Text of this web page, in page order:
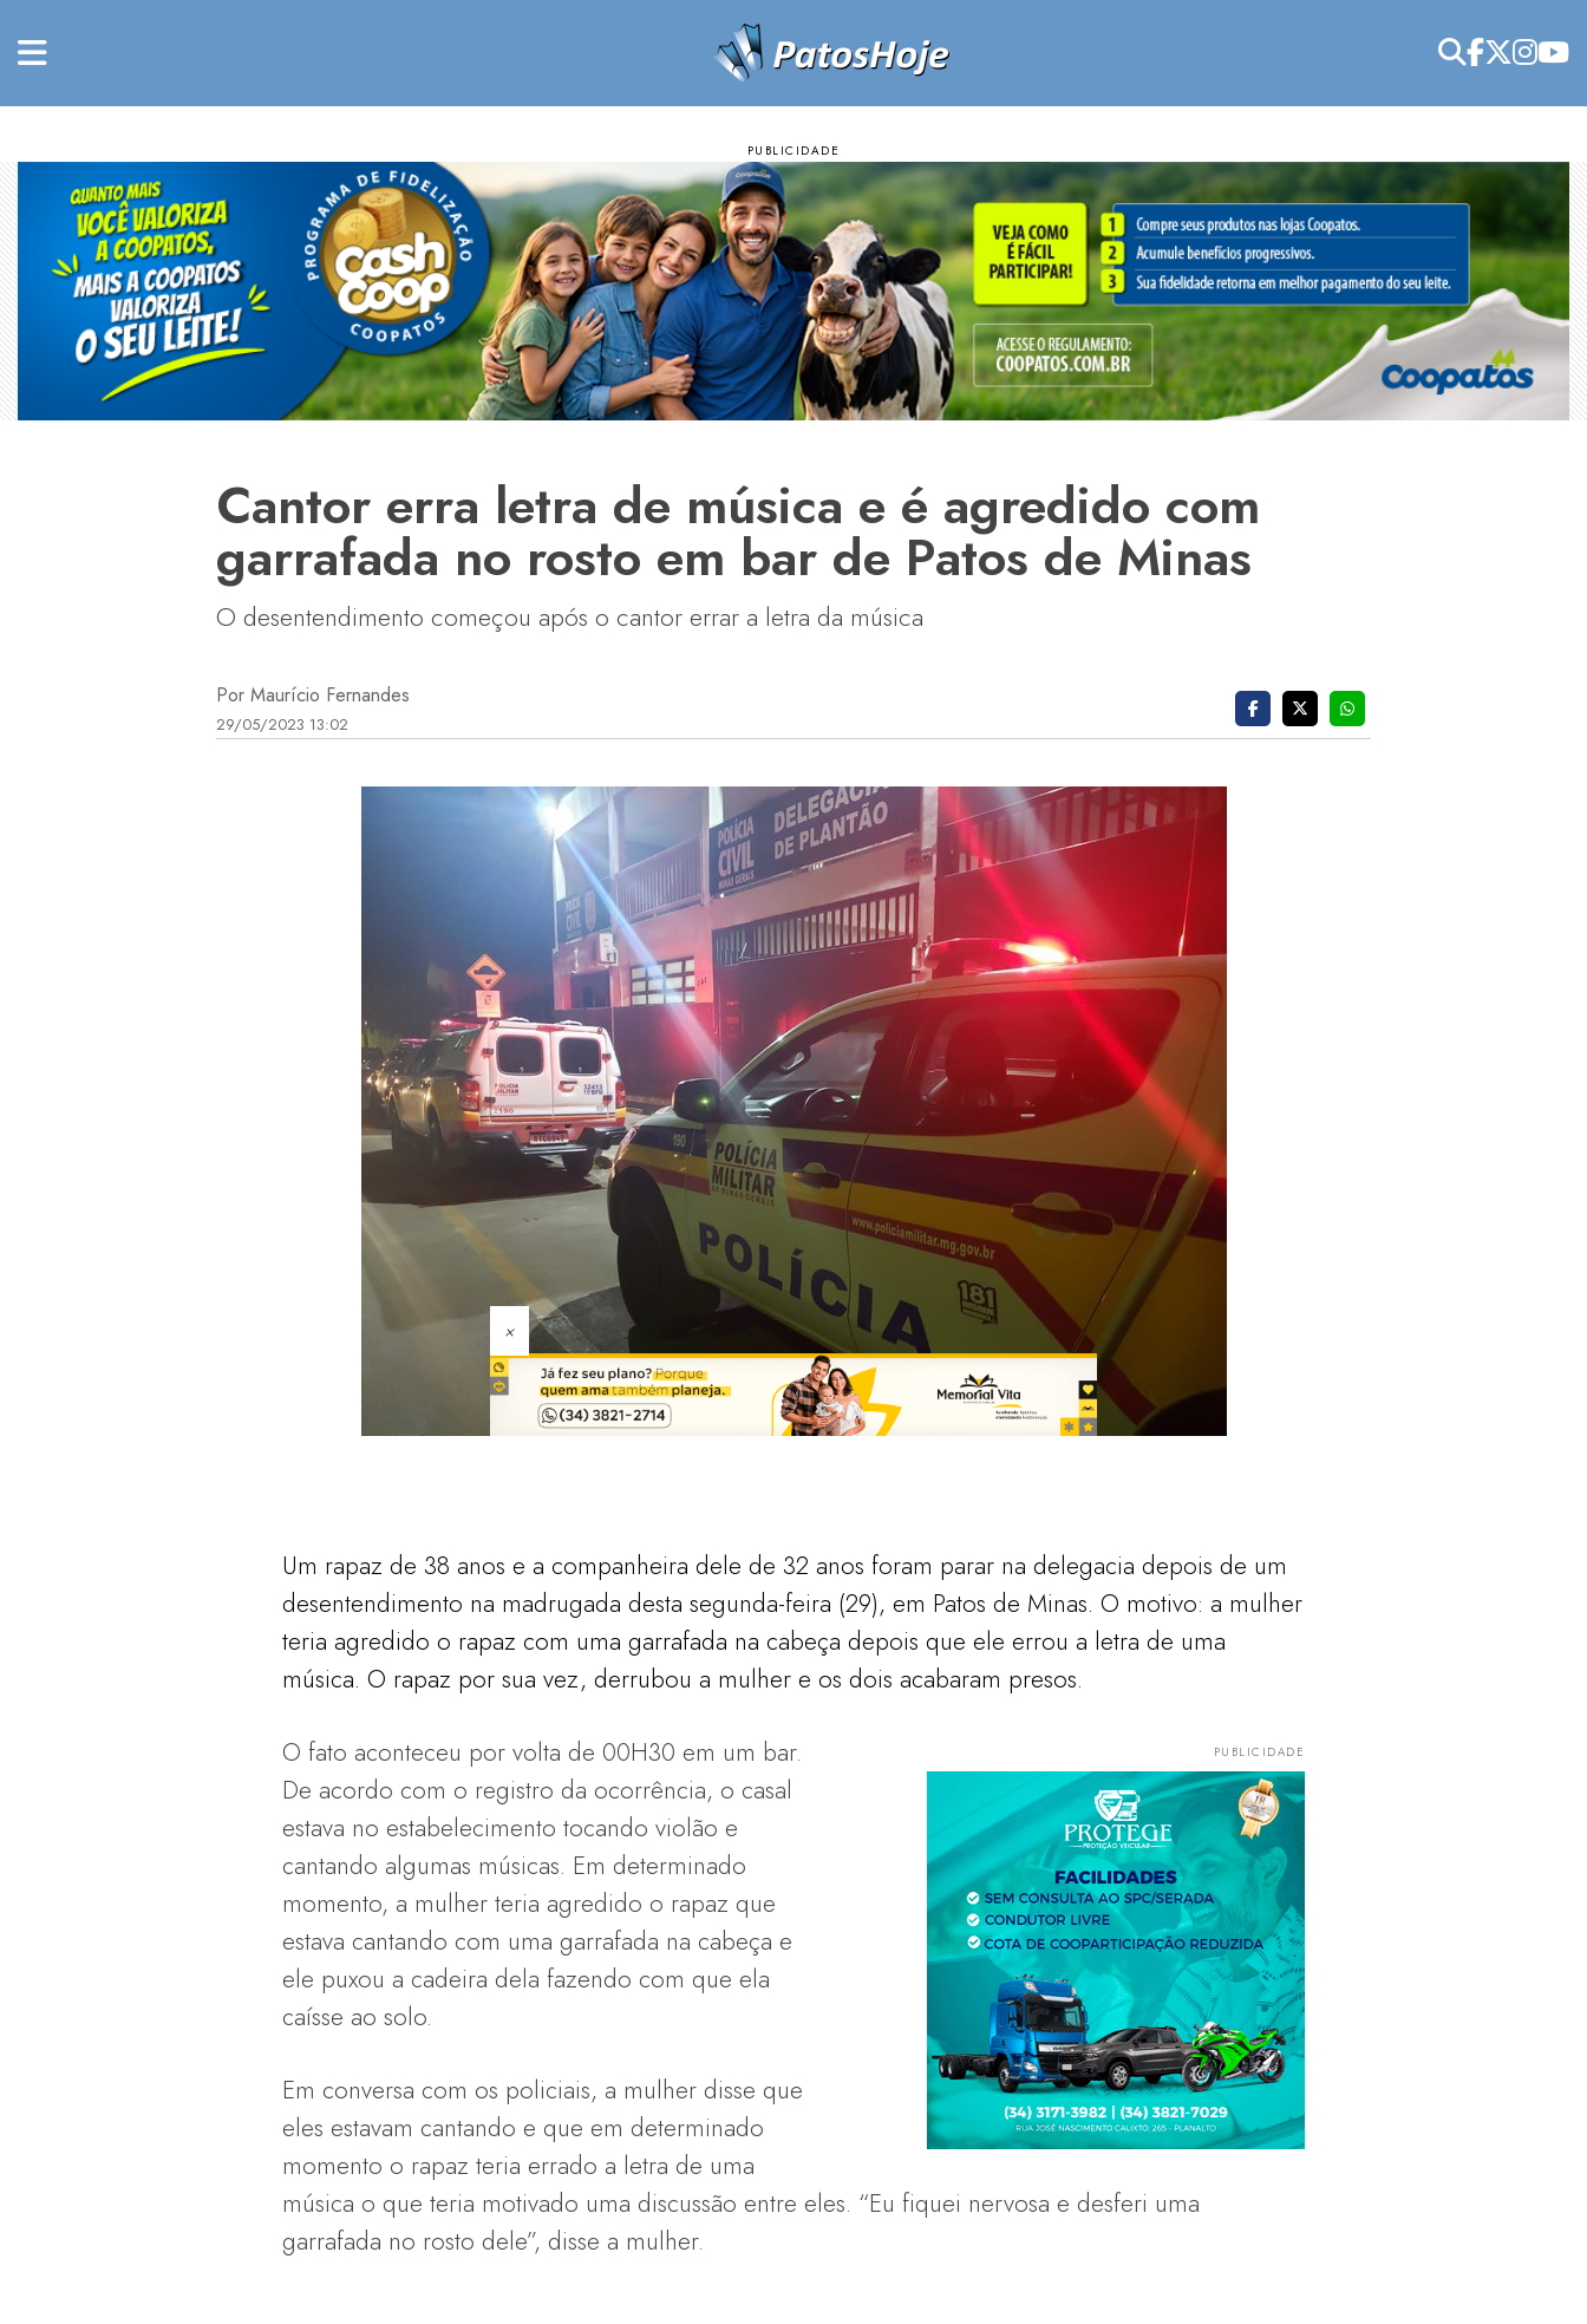
Cantor erra letra de música e é agredido com
garrafada no rosto em bar de Patos de Minas
O desentendimento começou após o cantor errar a letra da música
Por Maurício Fernandes
29/05/2023 13:02
×
Um rapaz de 38 anos e a companheira dele de 32 anos foram parar na delegacia depois de um
desentendimento na madrugada desta segunda-feira (29), em Patos de Minas. O motivo: a mulher
teria agredido o rapaz com uma garrafada na cabeça depois que ele errou a letra de uma
música. O rapaz por sua vez, derrubou a mulher e os dois acabaram presos.
O fato aconteceu por volta de 00H30 em um bar.
De acordo com o registro da ocorrência, o casal
estava no estabelecimento tocando violão e
cantando algumas músicas. Em determinado
momento, a mulher teria agredido o rapaz que
estava cantando com uma garrafada na cabeça e
ele puxou a cadeira dela fazendo com que ela
caísse ao solo.
Em conversa com os policiais, a mulher disse que
eles estavam cantando e que em determinado
momento o rapaz teria errado a letra de uma
música o que teria motivado uma discussão entre eles. “Eu fiquei nervosa e desferi uma
garrafada no rosto dele”, disse a mulher.